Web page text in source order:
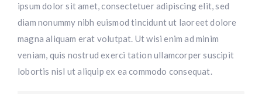
ipsum dolor sit amet, consectetuer adipiscing elit, sed
diam nonummy nibh euismod tincidunt ut laoreet dolore
magna aliquam erat volutpat. Ut wisi enim ad minim
veniam, quis nostrud exerci tation ullamcorper suscipit
lobortis nisl ut aliquip ex ea commodo consequat.